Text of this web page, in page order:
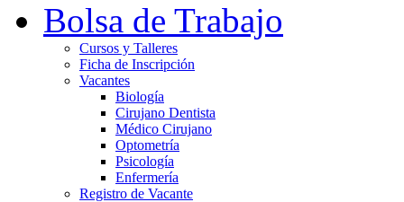
Bolsa de Trabajo
Cursos y Talleres
Ficha de Inscripción
Vacantes
Biología
Cirujano Dentista
Médico Cirujano
Optometría
Psicología
Enfermería
Registro de Vacante